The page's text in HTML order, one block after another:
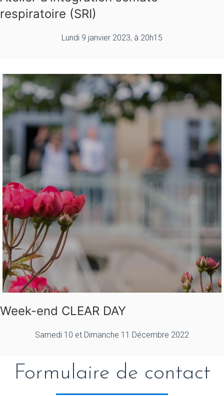
respiratoire (SRI)
Lundi 9 janvier 2023, à 20h15
Week-end CLEAR DAY
Samedi 10 et Dimanche 11 Décembre 2022
Formulaire de contact